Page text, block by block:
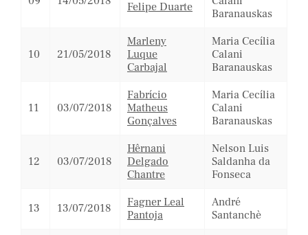
Felipe Duarte
Baranauskas
10 21/05/2018
Marleny
Luque
Carbajal
Maria Cecília
Calani
Baranauskas
11 03/07/2018
Fabrício
Matheus
Gonçalves
Maria Cecília
Calani
Baranauskas
12 03/07/2018
Hêrnani
Delgado
Chantre
Nelson Luis
Saldanha da
Fonseca
13 13/07/2018
Fagner Leal
Pantoja
André
Santanchè